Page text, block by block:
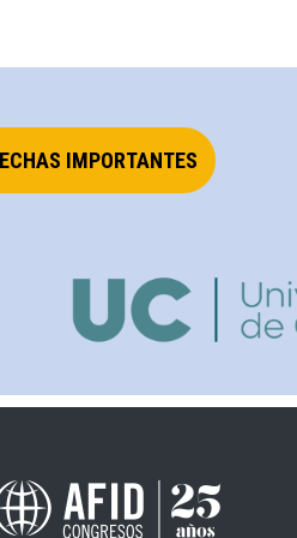
IMPORTANTES